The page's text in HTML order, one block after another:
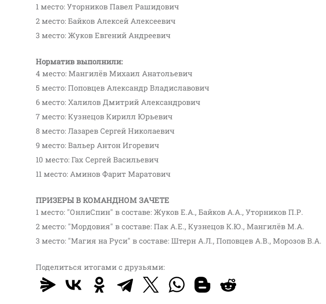
1 место: Уторников Павел Рашидович
2 место: Байков Алексей Алексеевич
3 место: Жуков Евгений Андреевич
Норматив выполнили:
4 место: Мангилёв Михаил Анатольевич
5 место: Поповцев Александр Владиславович
6 место: Халилов Дмитрий Александрович
7 место: Кузнецов Кирилл Юрьевич
8 место: Лазарев Сергей Николаевич
9 место: Вальер Антон Игоревич
10 место: Гах Сергей Васильевич
11 место: Аминов Фарит Маратович
ПРИЗЕРЫ В КОМАНДНОМ ЗАЧЕТЕ
1 место: "ОнлиСпин" в составе: Жуков Е.А., Байков А.А., Уторников П.Р.
2 место: "Мордовия" в составе: Пак А.Е., Кузнецов К.Ю., Мангилёв М.А.
3 место: "Магия на Руси" в составе: Штерн А.Л., Поповцев А.В., Морозов В.А.
Поделиться итогами с друзьями: